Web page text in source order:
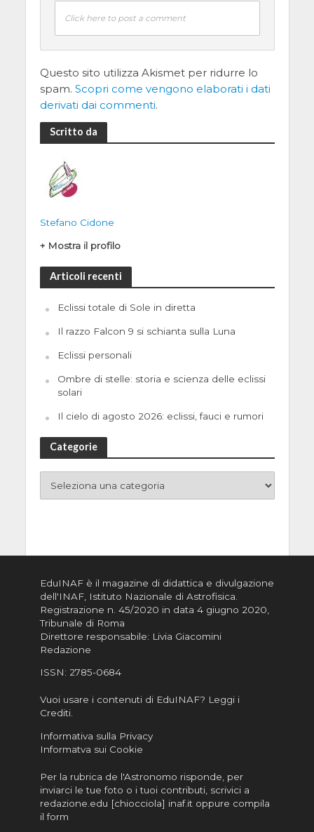
Click here to post a comment
Questo sito utilizza Akismet per ridurre lo
spam. Scopri come vengono elaborati i dati
derivati dai commenti.
Scritto da
Stefano Cidone
+ Mostra il profilo
Articoli recenti
Eclissi totale di Sole in diretta
Il razzo Falcon 9 si schianta sulla Luna
Eclissi personali
Ombre di stelle: storia e scienza delle eclissi
solari
Il cielo di agosto 2026: eclissi, fauci e rumori
Categorie
EduINAF è il magazine di didattica e divulgazione
dell'INAF, Istituto Nazionale di Astrofisica
Registrazione n. 45/2020 in data 4 giugno 2020,
Tribunale di Roma
Direttore responsabile: Livia Giacomini
Redazione
ISSN: 2785-0684
Vuoi usare i contenuti di EduINAF? Leggi i
Crediti.
Informativa sulla Privacy
Informatva sui Cookie
Per la rubrica de l'Astronomo risponde, per
inviarci le tue foto o i tuoi contributi, scrivici a
redazione.edu [chiocciola] inaf.it oppure compila
il form